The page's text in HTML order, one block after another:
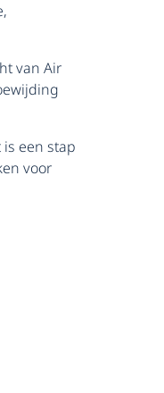
van Air
een stap
voor